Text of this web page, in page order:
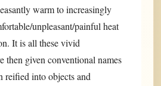
warm to increasingly
unpleasant/painful heat
It is all these vivid
then given conventional names
into objects and